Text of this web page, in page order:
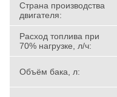
Страна производства
двигателя:
Расход топлива при
70% нагрузке, л/ч:
Объём бака, л: